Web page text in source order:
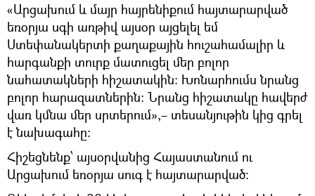
«Արցախում և մայր հայրենիքում հայտարարված
եռօրյա սգի առթիվ այսօր այցելել եմ
Ստեփանակերտի քաղաքային հուշահամալիր և
հարգանքի տուրք մատուցել մեր բոլոր
նահատակների հիշատակին: Խոնարհումս նրանց
բոլոր հարազատներին: Նրանց հիշատակը հավերժ
վառ կմնա մեր սրտերում»,– տեսանյութին կից գրել
է նախագահը:
Հիշեցնենք՝ այսօրվանից Հայաստանում ու
Արցախում եռօրյա սուգ է հայտարարված։